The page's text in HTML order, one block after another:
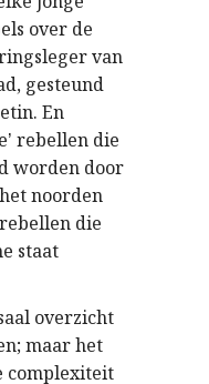
over de
van
gesteund
En
’ rebellen die
worden door
noorden
die
staat
overzicht
maar het
complexiteit